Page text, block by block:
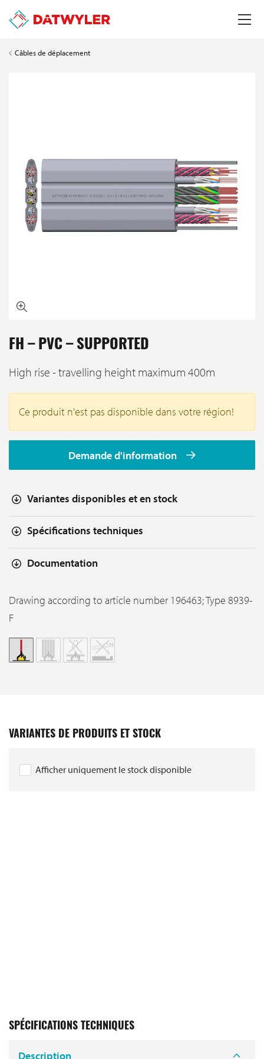
Câbles de déplacement
FH – PVC – SUPPORTED
High rise - travelling height maximum 400m
Ce produit n'est pas disponible dans votre région!
Demande d'information
Variantes disponibles et en stock
Spécifications techniques
Documentation
Drawing according to article number 196463; Type 8939-
F
VARIANTES DE PRODUITS ET STOCK
Afficher uniquement le stock disponible
SPÉCIFICATIONS TECHNIQUES
Description